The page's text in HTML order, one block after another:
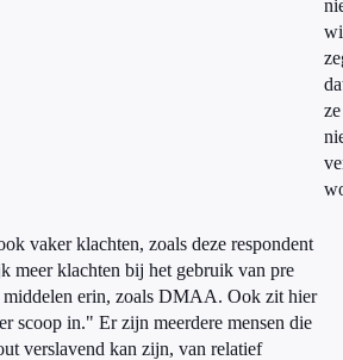
ze
vaker klachten, zoals deze respondent
meer klachten bij het gebruik van pre
erin, zoals DMAA. Ook zit hier
scoop in." Er zijn meerdere mensen die
verslavend kan zijn, van relatief